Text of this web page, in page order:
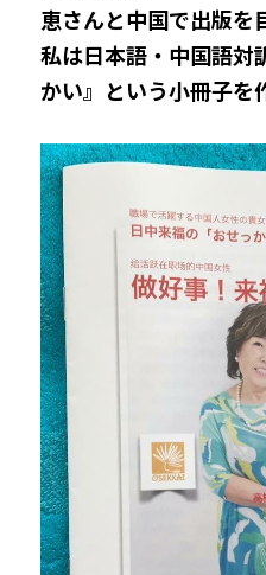
恵さんと中国で出版を
私は日本語・中国語対
かい』という小冊子を